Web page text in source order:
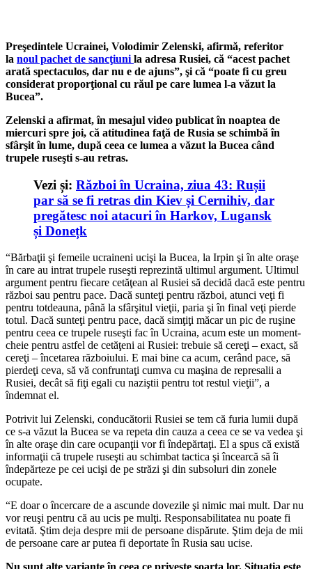
Preşedintele Ucrainei, Volodimir Zelenski, afirmă, referitor
la noul pachet de sancţiuni la adresa Rusiei, că “acest pachet
arată spectaculos, dar nu e de ajuns”, şi că “poate fi cu greu
considerat proporţional cu răul pe care lumea l-a văzut la
Bucea”.
Zelenski a afirmat, în mesajul video publicat în noaptea de
miercuri spre joi, că atitudinea faţă de Rusia se schimbă în
sfârşit în lume, după ceea ce lumea a văzut la Bucea când
trupele ruseşti s-au retras.
Vezi și: Război în Ucraina, ziua 43: Rușii
par să se fi retras din Kiev și Cernihiv, dar
pregătesc noi atacuri în Harkov, Lugansk
și Donețk
“Bărbaţii şi femeile ucraineni ucişi la Bucea, la Irpin şi în alte oraşe
în care au intrat trupele ruseşti reprezintă ultimul argument. Ultimul
argument pentru fiecare cetăţean al Rusiei să decidă dacă este pentru
război sau pentru pace. Dacă sunteţi pentru război, atunci veţi fi
pentru totdeauna, până la sfârşitul vieţii, paria şi în final veţi pierde
totul. Dacă sunteţi pentru pace, dacă simţiţi măcar un pic de ruşine
pentru ceea ce trupele ruseşti fac în Ucraina, acum este un moment-
cheie pentru astfel de cetăţeni ai Rusiei: trebuie să cereţi – exact, să
cereţi – încetarea războiului. E mai bine ca acum, cerând pace, să
pierdeţi ceva, să vă confruntaţi cumva cu maşina de represalii a
Rusiei, decât să fiţi egali cu naziştii pentru tot restul vieţii”, a
îndemnat el.
Potrivit lui Zelenski, conducătorii Rusiei se tem că furia lumii după
ce s-a văzut la Bucea se va repeta din cauza a ceea ce se va vedea şi
în alte oraşe din care ocupanţii vor fi îndepărtaţi. El a spus că există
informaţii că trupele ruseşti au schimbat tactica şi încearcă să îi
îndepărteze pe cei ucişi de pe străzi şi din subsoluri din zonele
ocupate.
“E doar o încercare de a ascunde dovezile şi nimic mai mult. Dar nu
vor reuşi pentru că au ucis pe mulţi. Responsabilitatea nu poate fi
evitată. Ştim deja despre mii de persoane dispărute. Ştim deja de mii
de persoane care ar putea fi deportate în Rusia sau ucise.